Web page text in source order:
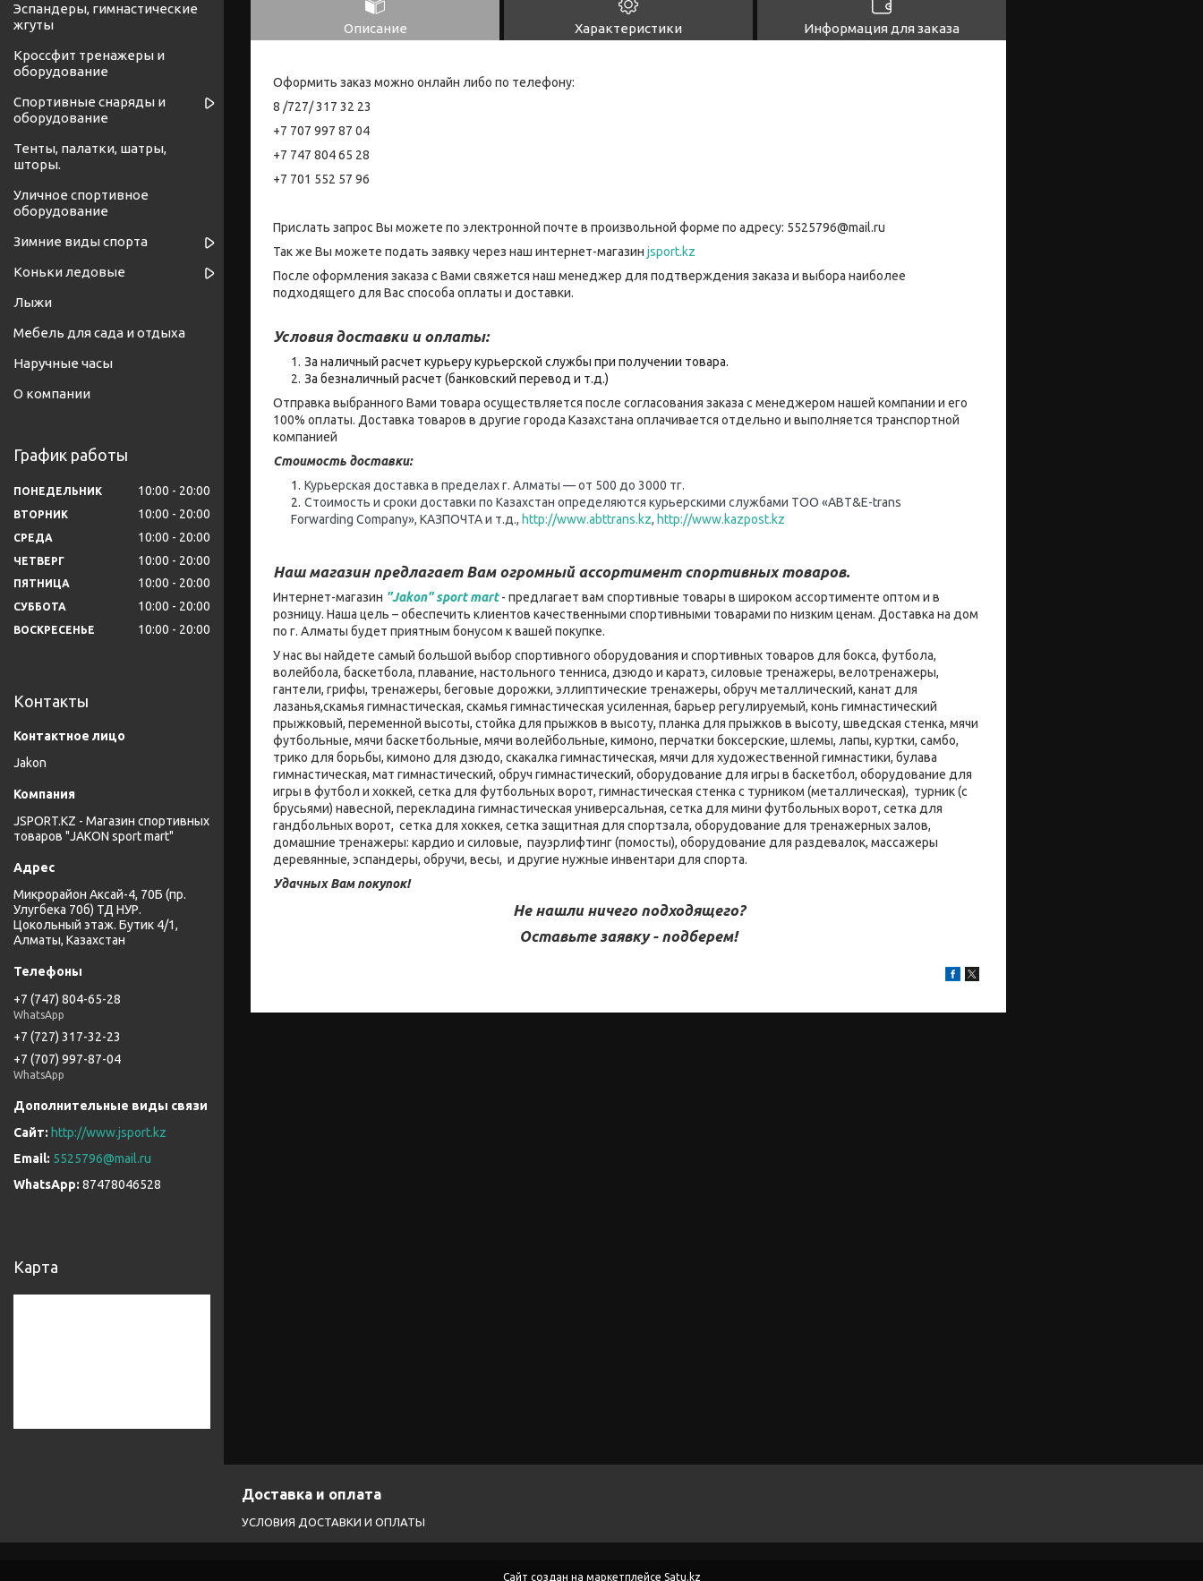
Описание Характеристики Информация для заказа
Оформить заказ можно онлайн либо по телефону:
8 /727/ 317 32 23
+7 707 997 87 04
+7 747 804 65 28
+7 701 552 57 96
Прислать запрос Вы можете по электронной почте в произвольной форме по адресу: 5525796@mail.ru
Так же Вы можете подать заявку через наш интернет-магазин jsport.kz
После оформления заказа с Вами свяжется наш менеджер для подтверждения заказа и выбора наиболее
подходящего для Вас способа оплаты и доставки.
Условия доставки и оплаты:
За наличный расчет курьеру курьерской службы при получении товара.
За безналичный расчет (банковский перевод и т.д.)
Отправка выбранного Вами товара осуществляется после согласования заказа с менеджером нашей компании и его
100% оплаты. Доставка товаров в другие города Казахстана оплачивается отдельно и выполняется транспортной
компанией
Стоимость доставки:
Курьерская доставка в пределах г. Алматы — от 500 до 3000 тг.
Стоимость и сроки доставки по Казахстан определяются курьерскими службами ТОО «ABT&E-trans
Forwarding Company», КАЗПОЧТА и т.д., http://www.abttrans.kz, http://www.kazpost.kz
Наш магазин предлагает Вам огромный ассортимент спортивных товаров.
Интернет-магазин "Jakon" sport mart- предлагает вам спортивные товары в широком ассортименте оптом и в
розницу. Наша цель – обеспечить клиентов качественными спортивными товарами по низким ценам. Доставка на дом
по г. Алматы будет приятным бонусом к вашей покупке.
У нас вы найдете самый большой выбор спортивного оборудования и спортивных товаров для бокса, футбола,
волейбола, баскетбола, плавание, настольного тенниса, дзюдо и каратэ, силовые тренажеры, велотренажеры,
гантели, грифы, тренажеры, беговые дорожки, эллиптические тренажеры, обруч металлический, канат для
лазанья,скамья гимнастическая, скамья гимнастическая усиленная, барьер регулируемый, конь гимнастический
прыжковый, переменной высоты, стойка для прыжков в высоту, планка для прыжков в высоту, шведская стенка, мячи
футбольные, мячи баскетбольные, мячи волейбольные, кимоно, перчатки боксерские, шлемы, лапы, куртки, самбо,
трико для борьбы, кимоно для дзюдо, скакалка гимнастическая, мячи для художественной гимнастики, булава
гимнастическая, мат гимнастический, обруч гимнастический, оборудование для игры в баскетбол, оборудование для
игры в футбол и хоккей, сетка для футбольных ворот, гимнастическая стенка с турником (металлическая), турник (с
брусьями) навесной, перекладина гимнастическая универсальная, сетка для мини футбольных ворот, сетка для
гандбольных ворот, сетка для хоккея, сетка защитная для спортзала, оборудование для тренажерных залов,
домашние тренажеры: кардио и силовые, пауэрлифтинг (помосты), оборудование для раздевалок, массажеры
деревянные, эспандеры, обручи, весы, и другие нужные инвентари для спорта.
Удачных Вам покупок!
Не нашли ничего подходящего?
Оставьте заявку - подберем!
Эспандеры, гимнастические
жгуты
Кроссфит тренажеры и
оборудование
Спортивные снаряды и
оборудование
Тенты, палатки, шатры,
шторы.
Уличное спортивное
оборудование
Зимние виды спорта
Коньки ледовые
Лыжи
Мебель для сада и отдыха
Наручные часы
О компании
График работы
ПОНЕДЕЛЬНИК 10:00 20:00
ВТОРНИК 10:00 20:00
СРЕДА 10:00 20:00
ЧЕТВЕРГ 10:00 20:00
ПЯТНИЦА 10:00 20:00
СУББОТА 10:00 20:00
ВОСКРЕСЕНЬЕ 10:00 20:00
Контакты
Jakon
JSPORT.KZ - Магазин спортивных
товаров "JAKON sport mart"
Микрорайон Аксай-4, 70Б (пр.
Улугбека 70б) ТД НУР.
Цокольный этаж. Бутик 4/1,
Алматы, Казахстан
+7 (747) 804-65-28
WhatsApp
+7 (727) 317-32-23
+7 (707) 997-87-04
WhatsApp
http://www.jsport.kz
5525796@mail.ru
87478046528
Карта
Доставка и оплата
УСЛОВИЯ ДОСТАВКИ И ОПЛАТЫ
Сайт создан на маркетплейсе Satu.kz